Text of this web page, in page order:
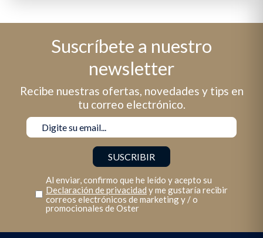
Suscríbete a nuestro
newsletter
Recibe nuestras ofertas, novedades y tips en
tu correo electrónico.
Al enviar, confirmo que he leído y acepto su
Declaración de privacidad y me gustaría recibir
correos electrónicos de marketing y / o
promocionales de Oster